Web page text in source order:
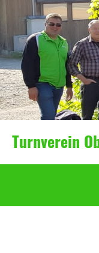
Turnverein